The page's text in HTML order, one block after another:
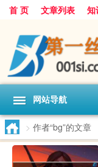
首 页 文章列表 知
网站导航
> 作者“bg”的文章